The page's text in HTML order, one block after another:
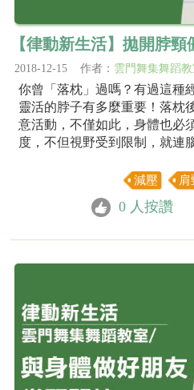
【律動新生活】拋開脖頸
2018-12-15 作者： 雲門舞集舞蹈教
你曾「落枕」過嗎？有過這種
靈活的脖子有多麼重要！落枕
意活動，不僅如此，身體也必
度，不但視野受到限制，就連
減壓 肩
0 人按讚